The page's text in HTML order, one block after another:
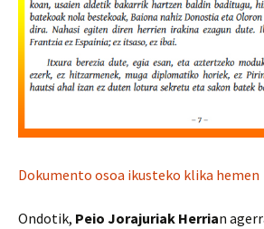
Dokumento osoa ikusteko klika hemen
Ondotik, Peio Jorajuriak Herrian